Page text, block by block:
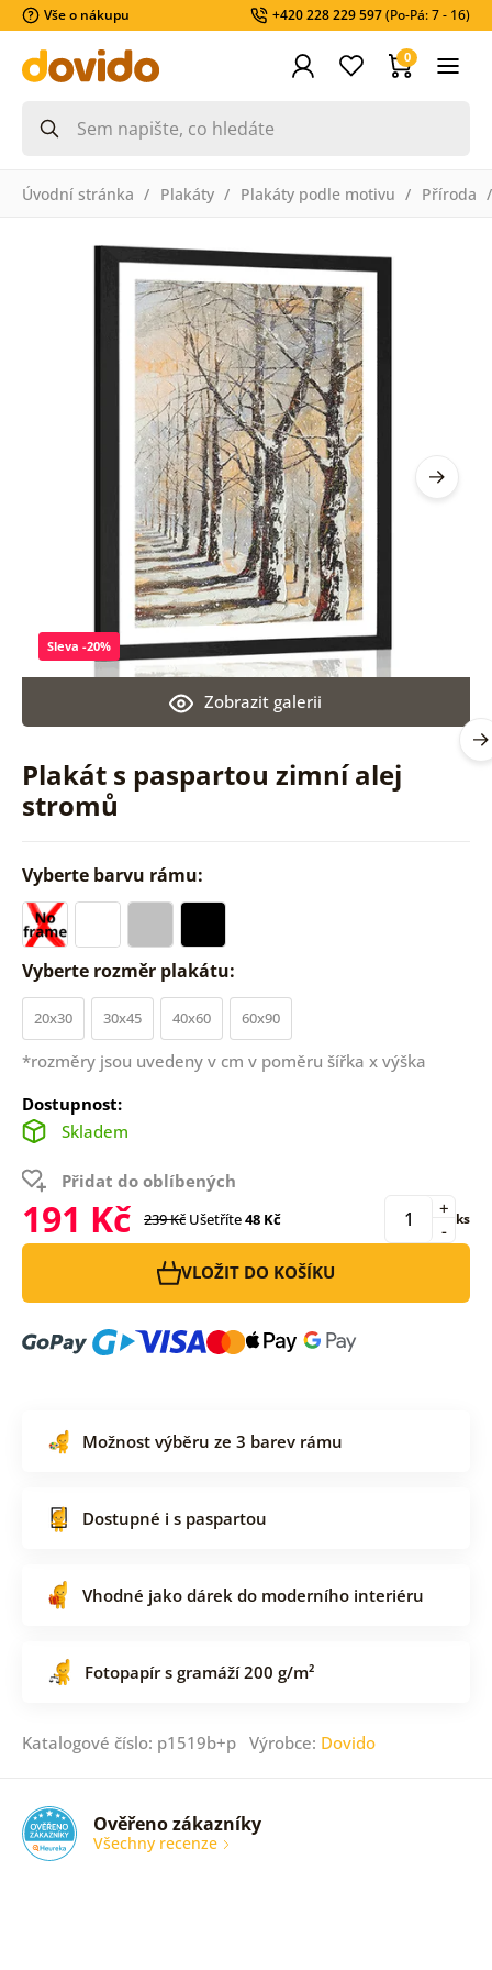
Vše o nákupu +420 228 229 597(Po-Pá: 7 - 16)
0
Úvodní stránka Plakáty Plakáty podle motivu Příroda
Plakát s paspartou zimní alej
stromů
Zobrazit galerii
Sleva -20%
Vyberte barvu rámu:
Vyberte rozměr plakátu:
20x30 30x45 40x60 60x90
*rozměry jsou uvedeny v cm v poměru šířka x výška
Dostupnost:
Skladem
Přidat do oblíbených
191 Kč 239 Kč Ušetříte48 Kč -
+ ks
VLOŽIT DO KOŠÍKU
Možnost výběru ze 3 barev rámu
Dostupné i s paspartou
Vhodné jako dárek do moderního interiéru
Fotopapír s gramáží 200 g/m²
Katalogové číslo: p1519b+p Výrobce: Dovido
Ověřeno zákazníky
Všechny recenze